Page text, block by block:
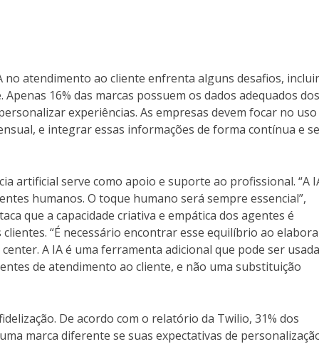
no atendimento ao cliente enfrenta alguns desafios,
Apenas 16% das marcas possuem os dados adequados dos
experiências. As empresas devem focar no uso
e integrar essas informações de forma contínua e
artificial serve como apoio e suporte ao profissional. “A
humanos. O toque humano será sempre essencial”,
que a capacidade criativa e empática dos agentes é
“É necessário encontrar esse equilíbrio ao
A IA é uma ferramenta adicional que pode ser usada
de atendimento ao cliente, e não uma substituição
De acordo com o relatório da Twilio, 31% dos
marca diferente se suas expectativas de